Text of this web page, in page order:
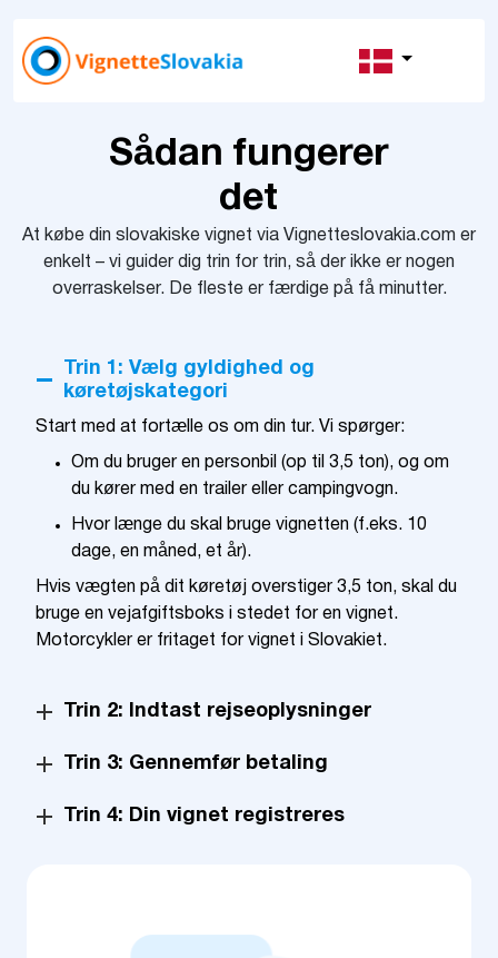
Sådan fungerer
det
At købe din slovakiske vignet via Vignetteslovakia.com er
enkelt – vi guider dig trin for trin, så der ikke er nogen
overraskelser. De fleste er færdige på få minutter.
Trin 1: Vælg gyldighed og
køretøjskategori
Start med at fortælle os om din tur. Vi spørger:
Om du bruger en personbil (op til 3,5 ton), og om
du kører med en trailer eller campingvogn.
Hvor længe du skal bruge vignetten (f.eks. 10
dage, en måned, et år).
Hvis vægten på dit køretøj overstiger 3,5 ton, skal du
bruge en vejafgiftsboks i stedet for en vignet.
Motorcykler er fritaget for vignet i Slovakiet.
Trin 2: Indtast rejseoplysninger
Trin 3: Gennemfør betaling
Trin 4: Din vignet registreres